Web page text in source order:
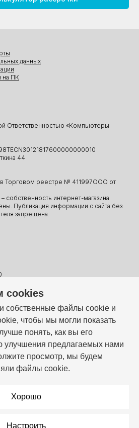
cookies
собственные файлы cookie и
чтобы мы могли показать
понять, как вы его
улучшения предлагаемых нами
просмотр, мы будем
файлы cookie.
Хорошо
Настроить
Ответственностью «Компьютеры
44
Торговом реестре № 411997ООО от
собственность интернет-магазина
Публикация информации с сайта без
запрещена.
данных
на ПК
Пн–Пт: 10:00 – 19:00